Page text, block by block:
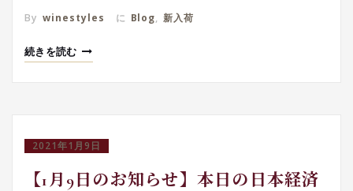
By winestyles に Blog, 新入荷
続きを読む
2021年1月9日
【1月9日のお知らせ】本日の日本経済